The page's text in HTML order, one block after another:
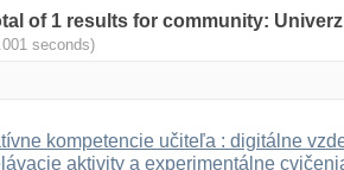
of 1 results for community:
seconds)
kompetencie učiteľa : digitálne
aktivity a experimentálne